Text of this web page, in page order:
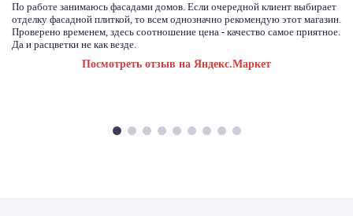
По работе занимаюсь фасадами домов. Если очередной клиент выбирает
отделку фасадной плиткой, то всем однозначно рекомендую этот магазин.
Проверено временем, здесь соотношение цена - качество самое приятное.
Да и расцветки не как везде.
Посмотреть отзыв на Яндекс.Маркет